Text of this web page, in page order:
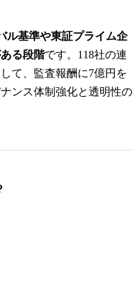
ル基準や東証プライム企
る段階です。118社の連
て、監査報酬に7億円を
ンス体制強化と透明性の